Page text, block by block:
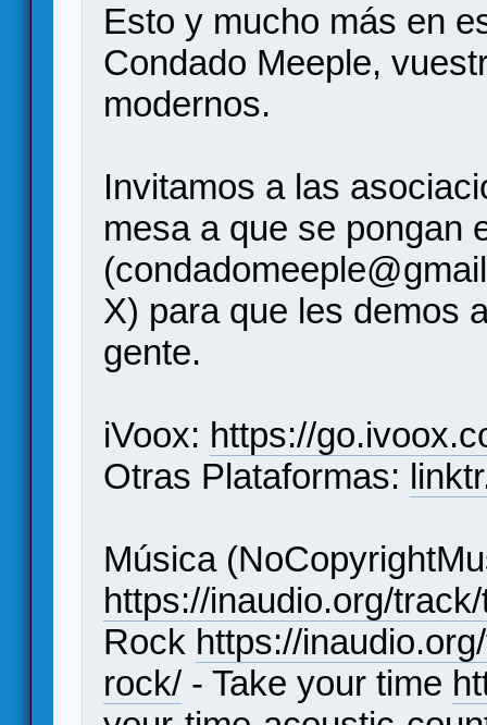
Esto y mucho más en
Condado Meeple,
modernos.
Invitamos a las
mesa a que se pongan
X) para que les demos
gente.
iVoox: https://
Otras Plataformas:
Música
https://inaudio.org/
Rock https://
rock/ - Take your time